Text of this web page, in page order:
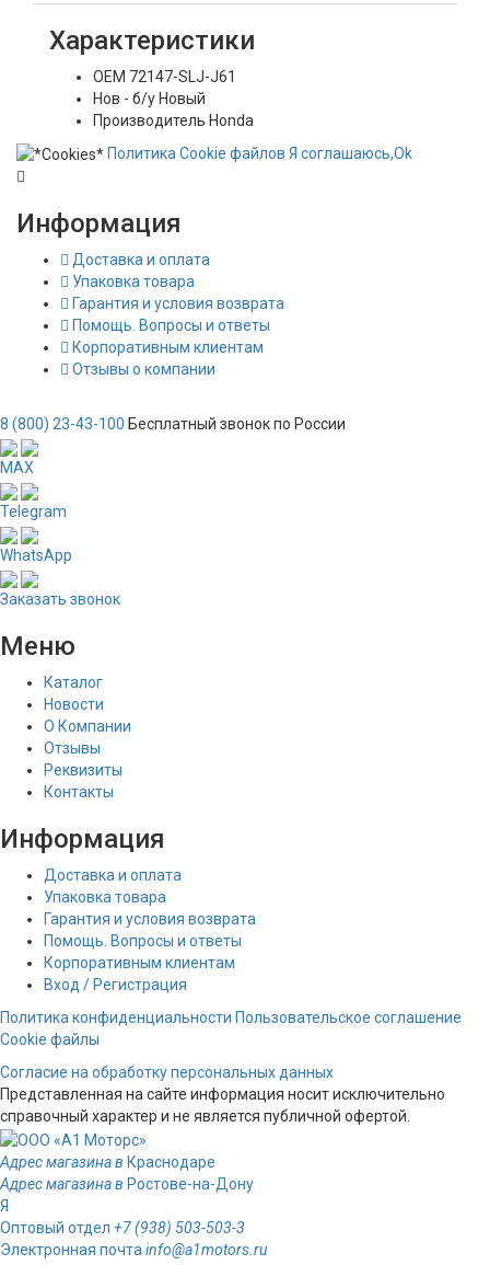
Характеристики
OEM 72147-SLJ-J61
Нов - б/у Новый
Производитель Honda
Политика Сookie файлов Я соглашаюсь,Ok
Информация
Доставка и оплата
Упаковка товара
Гарантия и условия возврата
Помощь. Вопросы и ответы
Корпоративным клиентам
Отзывы о компании
8 (800) 23-43-100 Бесплатный звонок по России
MAX
Telegram
WhatsApp
Заказать звонок
Меню
Каталог
Новости
О Компании
Отзывы
Реквизиты
Контакты
Информация
Доставка и оплата
Упаковка товара
Гарантия и условия возврата
Помощь. Вопросы и ответы
Корпоративным клиентам
Вход / Регистрация
Политика конфиденциальности Пользовательское соглашение
Cookie файлы
Согласие на обработку персональных данных
Представленная на сайте информация носит исключительно
справочный характер и не является публичной офертой.
Адрес магазина в Краснодаре
Адрес магазина в Ростове-на-Дону
Я
Оптовый отдел +7 (938) 503-503-3
Электронная почта info@a1motors.ru